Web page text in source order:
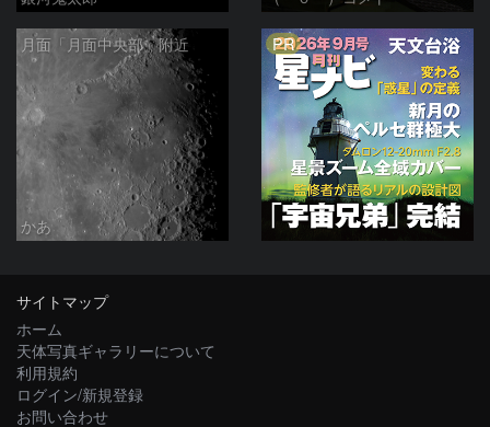
月面「月面中央部」附近
かあ
PR
サイトマップ
ホーム
天体写真ギャラリーについて
利用規約
ログイン/新規登録
お問い合わせ